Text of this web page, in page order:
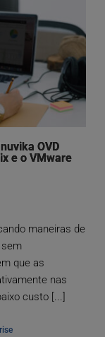
OVD
e o VMware
maneiras de
que as
nas
custo [...]